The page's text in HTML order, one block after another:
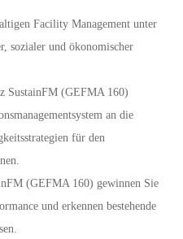
Facility Management unter
sozialer und ökonomischer
SustainFM (GEFMA 160)
an die
für den
(GEFMA 160) gewinnen Sie
und erkennen bestehende